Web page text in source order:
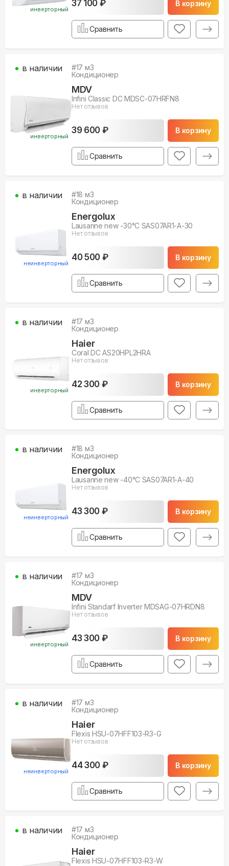
инверторный
37 100 ₽ В корзину
Сравнить
инверторный
#17 м3
Кондиционер
MDV
Infini Classic DC MDSC-07HRFN8
Нет отзывов
39 600 ₽ В корзину
в наличии
Сравнить
неинверторный
#18 м3
Кондиционер
Energolux
Lausanne new -30°С SAS07AR1-A-30
Нет отзывов
40 500 ₽ В корзину
в наличии
Сравнить
инверторный
#17 м3
Кондиционер
Haier
Coral DC AS20HPL2HRA
Нет отзывов
42 300 ₽ В корзину
в наличии
Сравнить
неинверторный
#18 м3
Кондиционер
Energolux
Lausanne new -40°С SAS07AR1-A-40
Нет отзывов
43 300 ₽ В корзину
в наличии
Сравнить
инверторный
#17 м3
Кондиционер
MDV
Infini Standarf Inverter MDSAG-07HRDN8
Нет отзывов
43 300 ₽ В корзину
в наличии
Сравнить
неинверторный
#17 м3
Кондиционер
Haier
Flexis HSU-07HFF103-R3-G
Нет отзывов
44 300 ₽ В корзину
в наличии
Сравнить
#17 м3
Кондиционер
Haier
Flexis HSU-07HFF103-R3-W
в наличии